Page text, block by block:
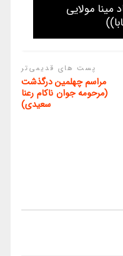
مینا مولایی
پست های قدیمی‌تر
مراسم چهلمین درگذشت
(مرحومه جوان ناکام رعنا
سعیدی)